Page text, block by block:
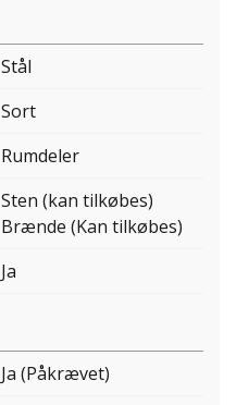
Stål
Sort
Rumdeler
Sten (kan tilkøbes)
Brænde (Kan tilkøbes)
Ja
Ja (Påkrævet)